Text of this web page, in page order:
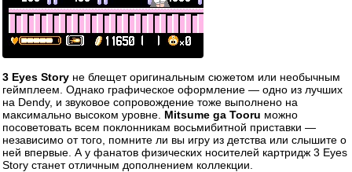
3 Eyes Story не блещет оригинальным сюжетом или необычным
геймплеем. Однако графическое оформление — одно из лучших
на Dendy, и звуковое сопровождение тоже выполнено на
максимально высоком уровне. Mitsume ga Tooru можно
посоветовать всем поклонникам восьмибитной приставки —
независимо от того, помните ли вы игру из детства или слышите о
ней впервые. А у фанатов физических носителей картридж 3 Eyes
Story станет отличным дополнением коллекции.